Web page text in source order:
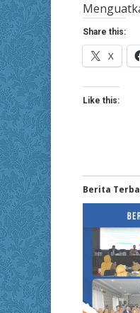
Share this:
X
Like this:
Berita